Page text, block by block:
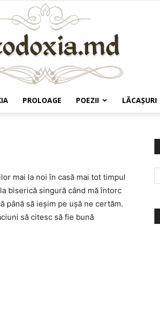
PROLOAGE POEZII LĂCAŞURI
mai la noi în casă mai tot timpul
biserică singură când mă întorc
până să ieșim pe ușă ne certăm.
să citesc să fie bună